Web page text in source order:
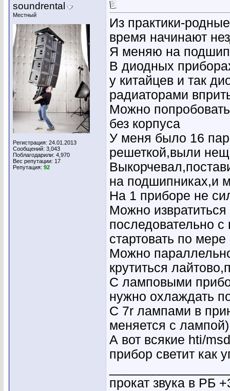
soundrental
Местный
Регистрация: 24.01.2013
Сообщений: 3,043
Поблагодарили: 4,970
Вес репутации: 17
Репутация: 92
Из практики-
время начинают
Я меняю на
В диодных
у китайцев и так
радиаторами
Можно
без корпуса
У меня было 16
решеткой,выли
на подшипниках,и
На 1 приборе не
Можно
последовательно с
стартовать по
Можно
крутиться
С ламповыми
нужно охлаждать
С 7r лампами в
меняется с лампой)
А вот всякие hti/
прибор светит как
прокат звука в РБ